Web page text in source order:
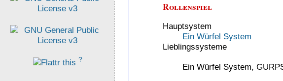
Rollenspiel
Hauptsystem
Ein Würfel System
Lieblingssysteme
Ein Würfel System,
?